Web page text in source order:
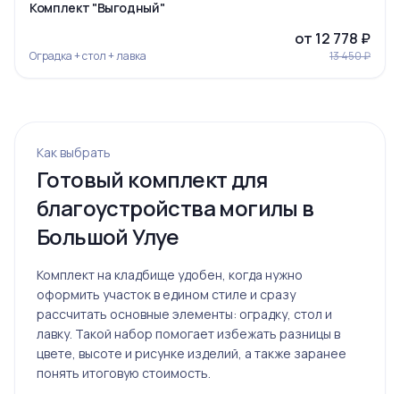
Ограда 19
Ограда 6
-5%
Комплект "Выгодный"
Оградка + стол + лавка
от 12 778 ₽
13 450 ₽
Как выбрать
Готовый комплект для
благоустройства могилы в
Большой Улуе
Комплект на кладбище удобен, когда нужно
оформить участок в едином стиле и сразу
рассчитать основные элементы: оградку, стол и
лавку. Такой набор помогает избежать разницы в
цвете, высоте и рисунке изделий, а также заранее
понять итоговую стоимость.